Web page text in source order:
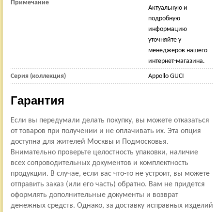
Примечание
Актуальную и
подробную
информацию
уточняйте у
менеджеров нашего
интернет-магазина.
Серия (коллекция) Appollo GUCI
Гарантия
Если вы передумали делать покупку, вы можете отказаться
от товаров при получении и не оплачивать их. Эта опция
доступна для жителей Москвы и Подмосковья.
Внимательно проверьте целостность упаковки, наличие
всех сопроводительных документов и комплектность
продукции. В случае, если вас что-то не устроит, вы можете
отправить заказ (или его часть) обратно. Вам не придется
оформлять дополнительные документы и возврат
денежных средств. Однако, за доставку исправных изделий